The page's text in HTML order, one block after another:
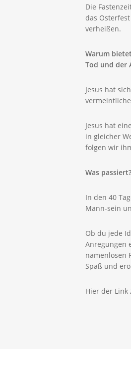
Die
das
verheißen.
Warum
Tod und der
Jesus hat
Jesus hat
in gleicher
folgen wir
Was passiert?
In den 40
Mann-sein
Ob du jede
Anregungen
namenlosen
Spaß und
Hier der Link